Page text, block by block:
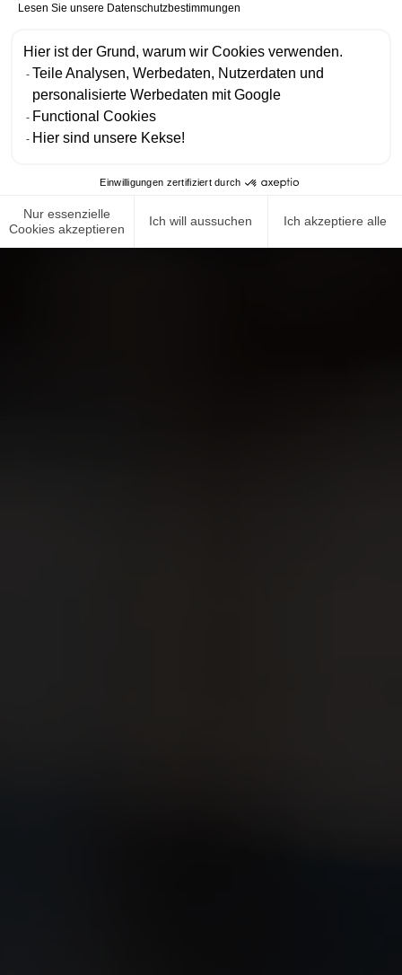
Lesen Sie unsere Datenschutzbestimmungen
Hier ist der Grund, warum wir Cookies verwenden.
Teile Analysen, Werbedaten, Nutzerdaten und
personalisierte Werbedaten mit Google
Functional Cookies
Hier sind unsere Kekse!
Einwilligungen zertifiziert durch
Nur essenzielle
Cookies akzeptieren
Ich will aussuchen Ich akzeptiere alle